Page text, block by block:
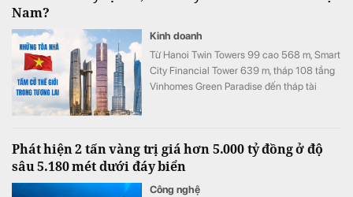
Nam?
Kinh doanh
Từ Hanoi Twin Towers 99 cao 568 m, Smart
City Financial Tower 639 m, tháp 108 tầng
Vinhomes Green Paradise đến tháp tài
chục tỷ USD.
Phát hiện 2 tấn vàng trị giá hơn 5.000 tỷ đồng ở độ
sâu 5.180 mét dưới đáy biển
Công nghệ